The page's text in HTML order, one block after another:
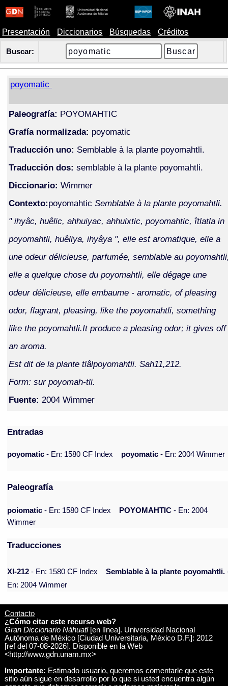
Presentación Diccionarios Búsquedas Créditos
Buscar:
poyomatic
Paleografía: POYOMAHTIC
Grafía normalizada: poyomatic
Traducción uno: Semblable à la plante poyomahtli.
Traducción dos: semblable à la plante poyomahtli.
Diccionario: Wimmer
Contexto:poyomahtic Semblable à la plante poyomahtli.
" ihyâc, huêlic, ahhuiyac, ahhuixtic, poyomahtic, îtlatla in
poyomahtli, huêliya, ihyâya ", elle est aromatique, elle a
une odeur délicieuse, parfumée, semblable au
elle a quelque chose du poyomahtli, elle dégage une
odeur délicieuse, elle embaume - aromatic, of pleasing
odor, flagrant, pleasing, like the poyomahtli, something
like the poyomahtli.It produce a pleasing odor; it gives off
an aroma.
Est dit de la plante tlâlpoyomahtli. Sah11,212.
Form: sur poyomah-tli.
Fuente: 2004 Wimmer
Entradas
poyomatic- En: 1580 CF Index poyomatic- En: 2004 Wimmer
Paleografía
poiomatic - En: 1580 CF Index POYOMAHTIC - En: 2004
Wimmer
Traducciones
XI-212 - En: 1580 CF Index Semblable à la plante poyomahtli.
En: 2004 Wimmer
Contacto
¿Cómo citar este recurso web?
Gran Diccionario Náhuatl[en línea]. Universidad Nacional
Autónoma de México [Ciudad Universitaria, México D.F.]: 2012
[ref del 07-08-2026]. Disponible en la Web
<http://www.gdn.unam.mx>
Importante: Estimado usuario, queremos comentarle que este
sitio aún sigue en desarrollo por lo que si usted encuentra algún